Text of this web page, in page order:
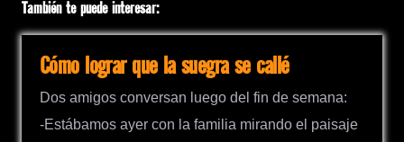
También te puede interesar:
Cómo lograr que la suegra se callé
Dos amigos conversan luego del fin de semana:
-Estábamos ayer con la familia mirando el paisaje